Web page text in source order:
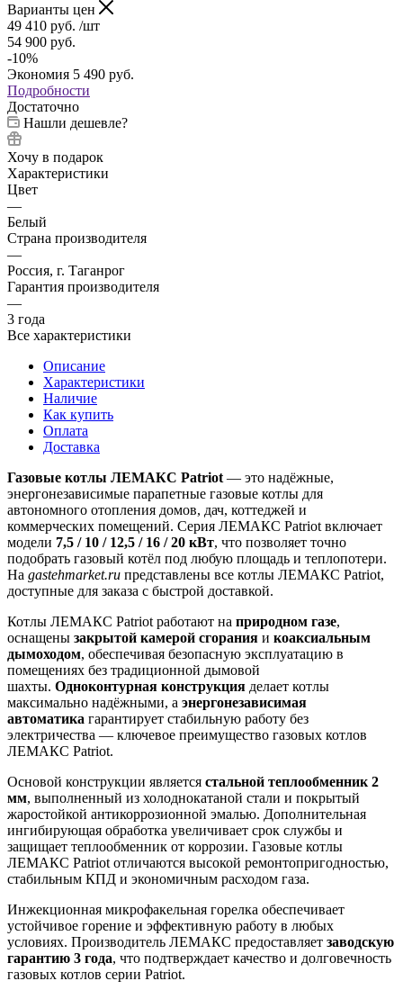
Варианты цен
49 410 руб. /шт
54 900 руб.
-10%
Экономия 5 490 руб.
Подробности
Достаточно
Нашли дешевле?
Хочу в подарок
Характеристики
Цвет
—
Белый
Страна производителя
—
Россия, г. Таганрог
Гарантия производителя
—
3 года
Все характеристики
Описание
Характеристики
Наличие
Как купить
Оплата
Доставка
Газовые котлы ЛЕМАКС Patriot — это надёжные,
энергонезависимые парапетные газовые котлы для
автономного отопления домов, дач, коттеджей и
коммерческих помещений. Серия ЛЕМАКС Patriot включает
модели 7,5 / 10 / 12,5 / 16 / 20 кВт, что позволяет точно
подобрать газовый котёл под любую площадь и теплопотери.
На gastehmarket.ru представлены все котлы ЛЕМАКС Patriot,
доступные для заказа с быстрой доставкой.
Котлы ЛЕМАКС Patriot работают на природном газе,
оснащены закрытой камерой сгорания и коаксиальным
дымоходом, обеспечивая безопасную эксплуатацию в
помещениях без традиционной дымовой
шахты. Одноконтурная конструкция делает котлы
максимально надёжными, а энергонезависимая
автоматика гарантирует стабильную работу без
электричества — ключевое преимущество газовых котлов
ЛЕМАКС Patriot.
Основой конструкции является стальной теплообменник 2
мм, выполненный из холоднокатаной стали и покрытый
жаростойкой антикоррозионной эмалью. Дополнительная
ингибирующая обработка увеличивает срок службы и
защищает теплообменник от коррозии. Газовые котлы
ЛЕМАКС Patriot отличаются высокой ремонтопригодностью,
стабильным КПД и экономичным расходом газа.
Инжекционная микрофакельная горелка обеспечивает
устойчивое горение и эффективную работу в любых
условиях. Производитель ЛЕМАКС предоставляет заводскую
гарантию 3 года, что подтверждает качество и долговечность
газовых котлов серии Patriot.